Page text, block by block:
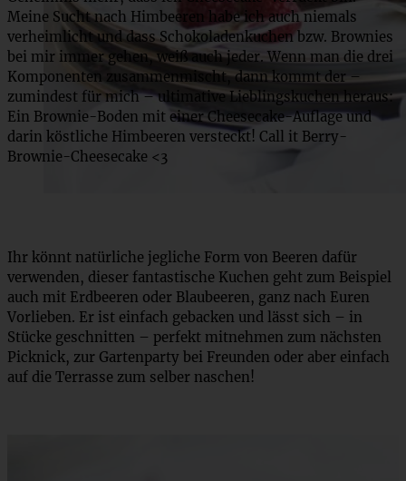
Meine Sucht nach Himbeeren habe ich auch niemals
verheimlicht und dass Schokoladenkuchen bzw. Brownies
bei mir immer gehen, weiß auch jeder. Wenn man die drei
Komponenten zusammenmischt, dann kommt der –
zumindest für mich – ultimative Lieblingskuchen heraus:
Ein Brownie-Boden mit einer Cheesecake-Auflage und
darin köstliche Himbeeren versteckt! Call it Berry-
Brownie-Cheesecake <3
Ihr könnt natürliche jegliche Form von Beeren dafür
verwenden, dieser fantastische Kuchen geht zum Beispiel
auch mit Erdbeeren oder Blaubeeren, ganz nach Euren
Vorlieben. Er ist einfach gebacken und lässt sich – in
Stücke geschnitten – perfekt mitnehmen zum nächsten
Picknick, zur Gartenparty bei Freunden oder aber einfach
auf die Terrasse zum selber naschen!